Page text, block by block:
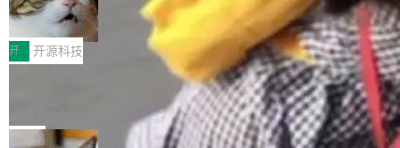
和销毁都太重了。一个 Agent 要执行的任务可能
只需要几毫秒的 CPU 时间，但容器从冷启动到
就绪要花数秒。如果未来有十...
函，也没选择庭外沉默。它在官网贴了一篇博
文，标题只有六个字：Apple is getting this wro
ng。 然后，它把邮件往来和 iMessage 聊天记
录全贴了出来。 他发错人了 苹果外部律师 Gabr
iel Gross 来自 Weil 律所，2 月 23 日下午 5:53
给 OpenAI 总法律顾问 Che Chang 发了封邮
ddy鸿蒙PC版，说话就能干活的AI办公
搭子
全能AI工作台WorkBuddy鸿蒙PC版上架HUAWE
I MatePad Edge应用市场，直接下载即可使
用，与鸿蒙电脑上的体验一致。值得一提的是，
这是目前市面上唯一支持平板接入WorkBuddy P
C版的产品，搭载“人机双写”重磅功能——你写
你的，AI写AI的，同屏协作互不干扰。一句话让
开 开源科技
FFmpeg 9.0 发布：代号“Lei”，以此纪
全球知名开源多媒体框架 FFmpeg 今天正式发
布了 9.0 版本。这个版本除了带来新一代音视频
局